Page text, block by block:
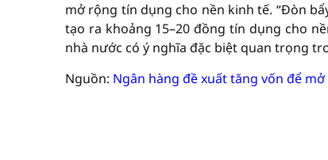
mở rộng tín dụng cho nền kinh tế. “Đòn
tạo ra khoảng 15–20 đồng tín dụng cho
nhà nước có ý nghĩa đặc biệt quan trọng
Nguồn: Ngân hàng đề xuất tăng vốn để